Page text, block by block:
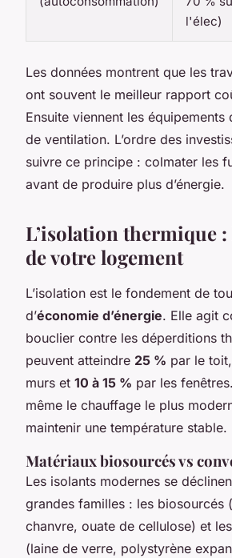
l'élec)
Les données montrent que les
ont souvent le meilleur rapport
Ensuite viennent les équipements
de ventilation. L’ordre des
suivre ce principe : colmater les
avant de produire plus d’énergie.
L’isolation thermique
de votre logement
L’isolation est le fondement de
d’économie d’énergie. Elle agit
bouclier contre les déperditions
peuvent atteindre 25 % par le toit,
murs et 10 à 15 % par les
même le chauffage le plus
maintenir une température stable.
Matériaux biosourcés vs
Les isolants modernes se
grandes familles : les biosourcés
chanvre, ouate de cellulose) et
(laine de verre, polystyrène